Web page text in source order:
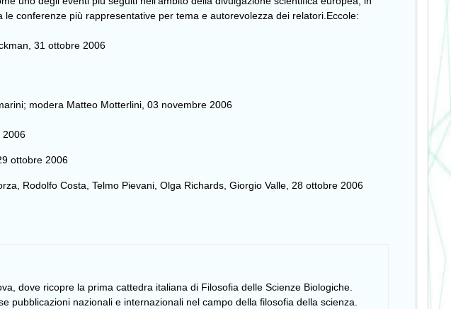
conferenze più rappresentative per tema e autorevolezza dei relatori.Eccole:
31 ottobre 2006
modera Matteo Motterlini, 03 novembre 2006
2006
ottobre 2006
Rodolfo Costa, Telmo Pievani, Olga Richards, Giorgio Valle, 28 ottobre 2006
dove ricopre la prima cattedra italiana di Filosofia delle Scienze Biologiche.
pubblicazioni nazionali e internazionali nel campo della filosofia della scienza.